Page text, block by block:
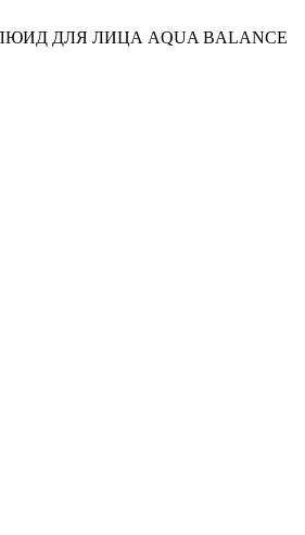
ДЛЯ ЛИЦА AQUA BALANCE